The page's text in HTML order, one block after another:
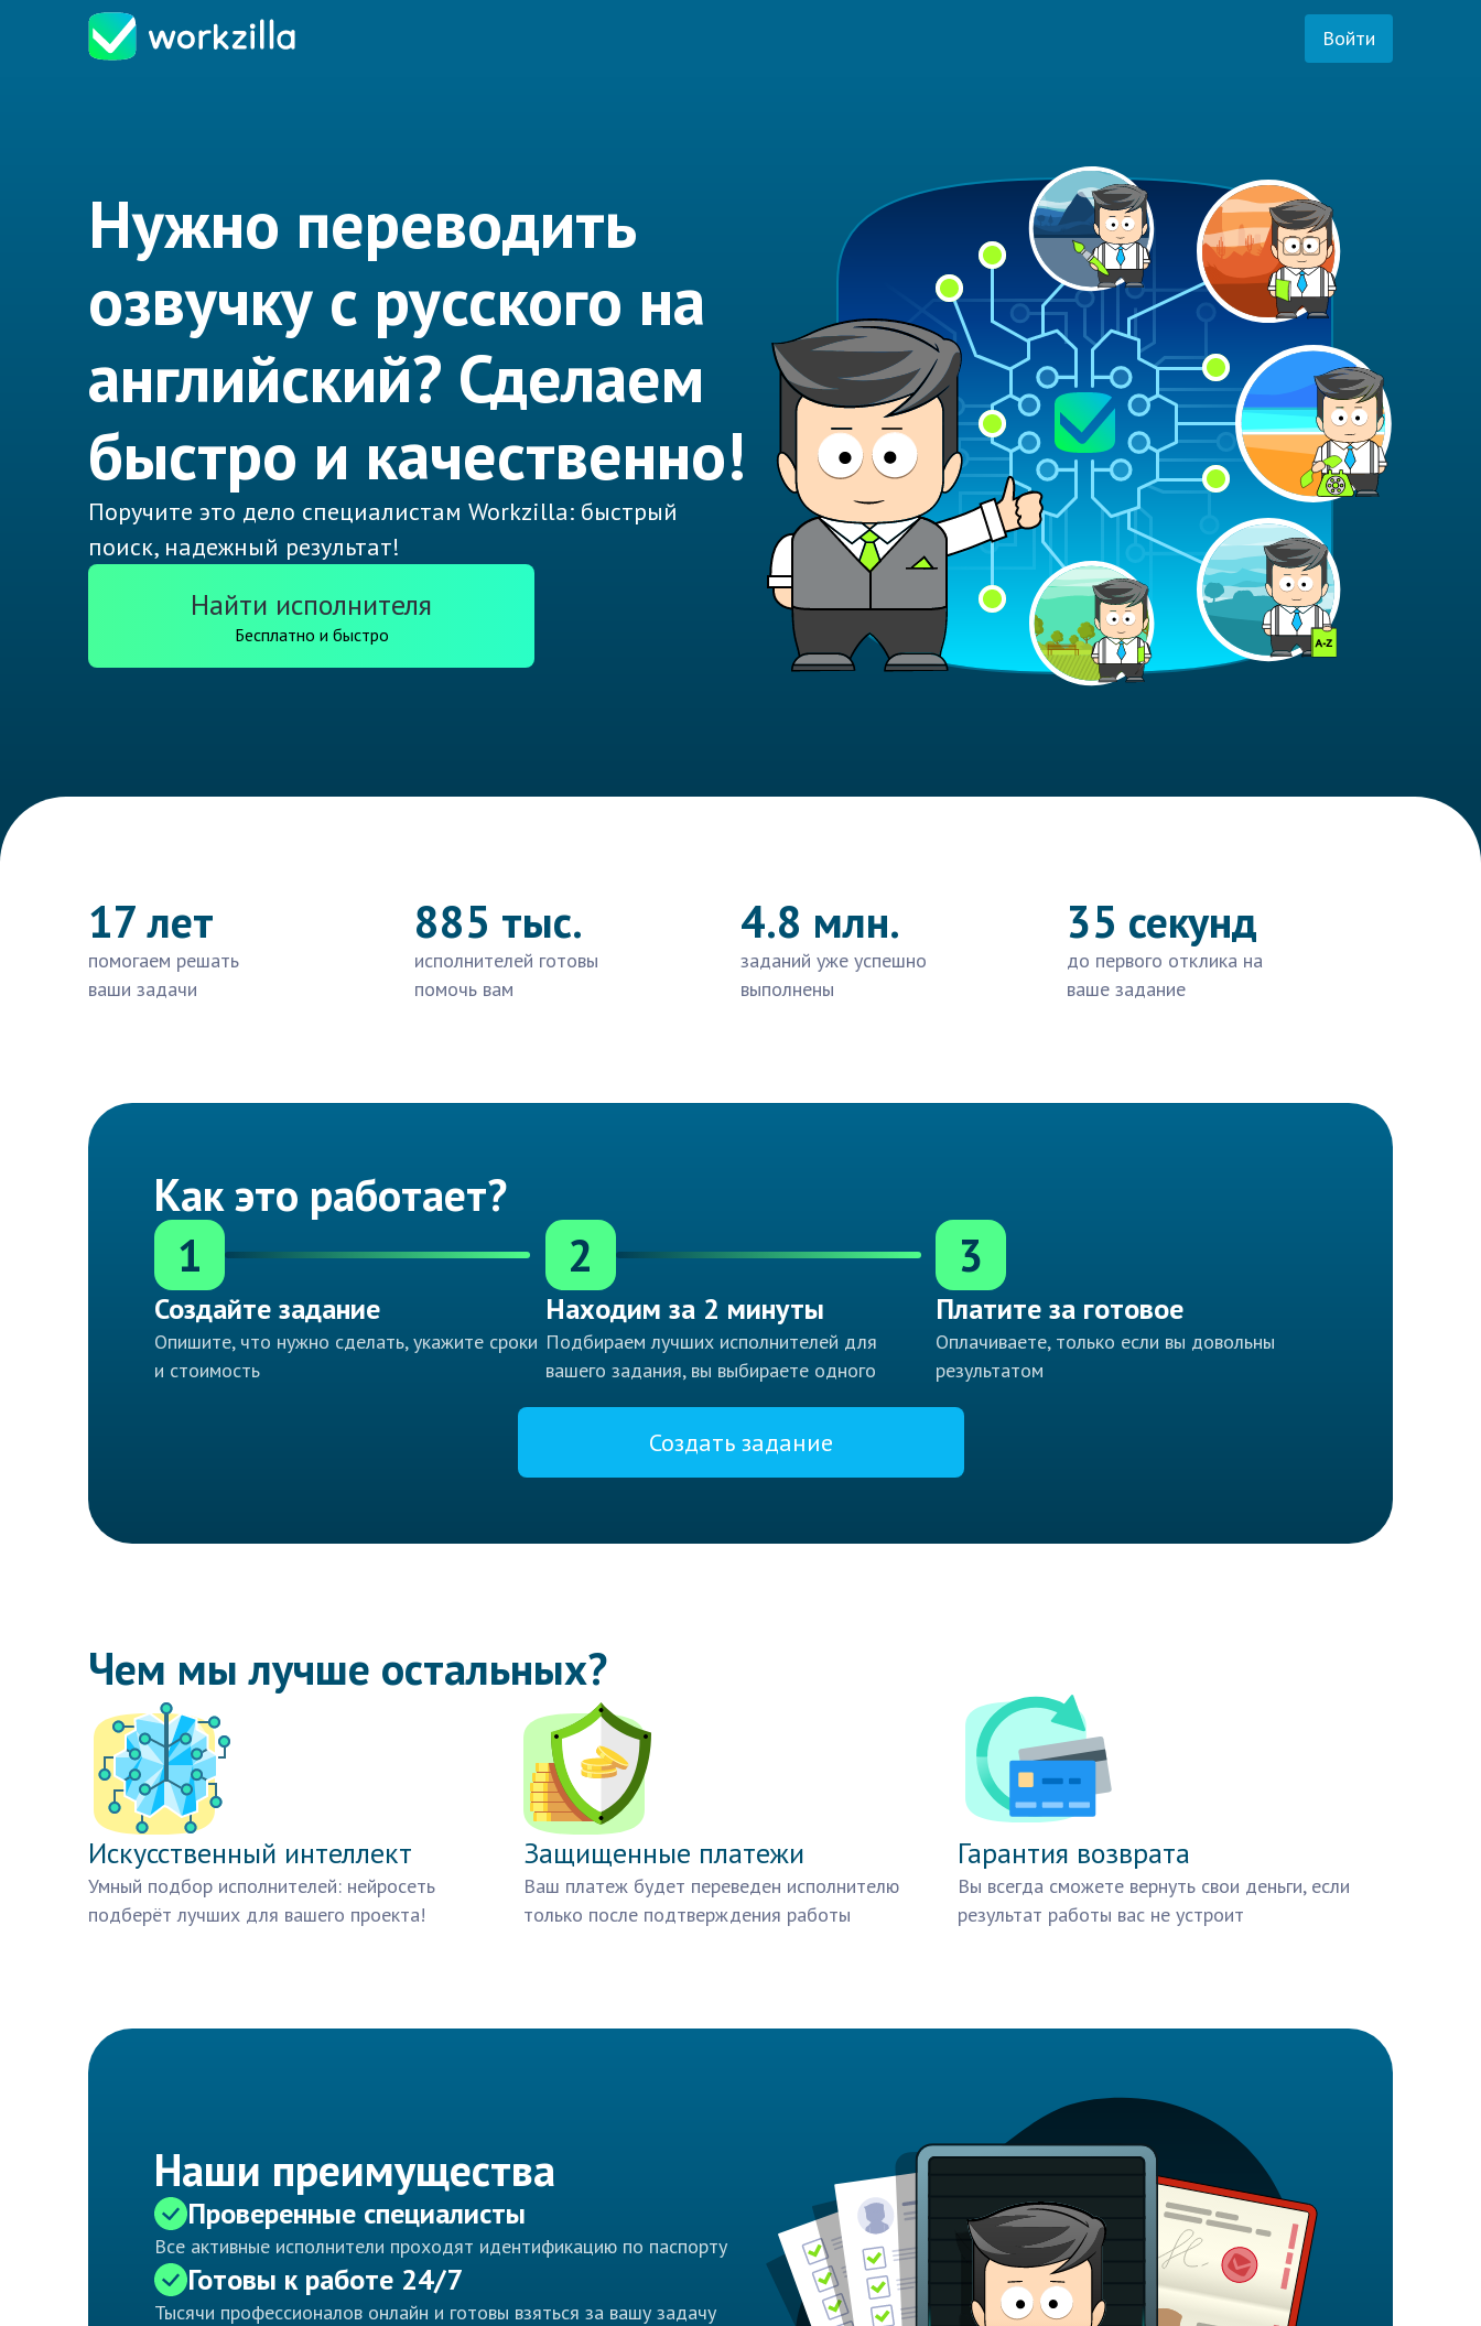
Войти
Нужно переводить
озвучку с русского на
английский? Сделаем
быстро и качественно!
Поручите это дело специалистам Workzilla: быстрый
поиск, надежный результат!
Найти исполнителя
Бесплатно и быстро
17 лет
помогаем решать
ваши задачи
885 тыс.
исполнителей готовы
помочь вам
4.8 млн.
заданий уже успешно
выполнены
35 секунд
до первого отклика на
ваше задание
Как это работает?
1
Создайте задание
Опишите, что нужно сделать, укажите сроки
и стоимость
2
Находим за 2 минуты
Подбираем лучших исполнителей для
вашего задания, вы выбираете одного
3
Платите за готовое
Оплачиваете, только если вы довольны
результатом
Создать задание
Чем мы лучше остальных?
Искусственный интеллект
Умный подбор исполнителей: нейросеть
подберёт лучших для вашего проекта!
Защищенные платежи
Ваш платеж будет переведен исполнителю
только после подтверждения работы
Гарантия возврата
Вы всегда сможете вернуть свои деньги, если
результат работы вас не устроит
Наши преимущества
Проверенные специалисты
Все активные исполнители проходят идентификацию по паспорту
Готовы к работе 24/7
Тысячи профессионалов онлайн и готовы взяться за вашу задачу